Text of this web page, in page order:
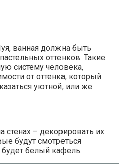
ванная должна быть
оттенков. Такие
систему человека,
от оттенка, который
уютной, или же
стенах – декорировать их
будут смотреться
белый кафель.